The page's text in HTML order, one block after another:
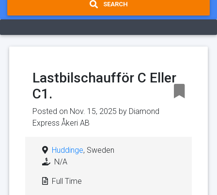
SEARCH
Lastbilschaufför C Eller
C1.
Posted on Nov. 15, 2025 by Diamond
Express Åkeri AB
Huddinge, Sweden
N/A
Full Time